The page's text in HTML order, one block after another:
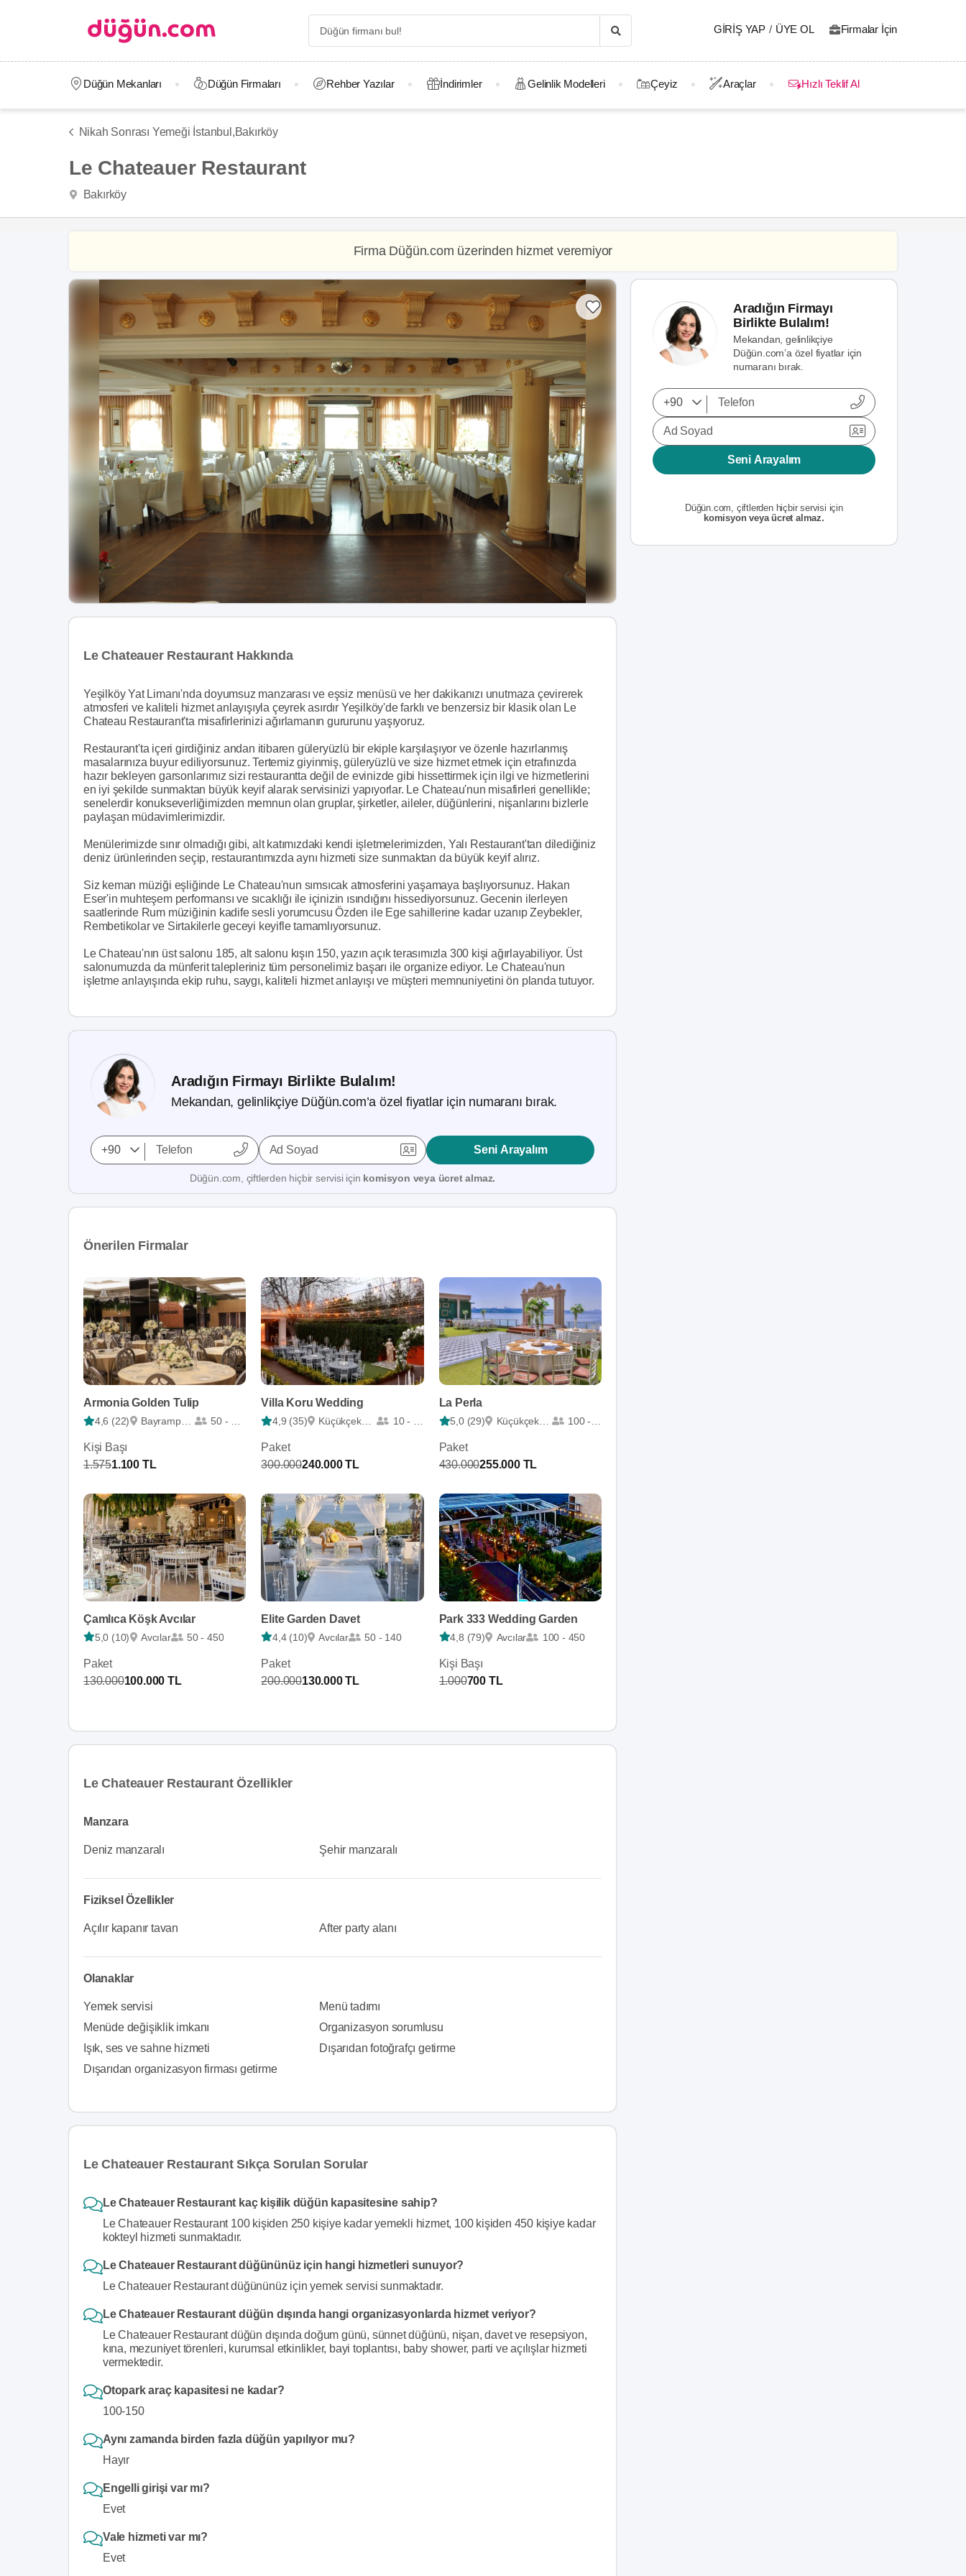
GIRIŞ YAP / ÜYE OL Firmalar İçin
Düğün Mekanları Düğün Firmaları Rehber Yazılar İndirimler Gelinlik Modelleri Çeyiz Araçlar Hızlı Teklif Al
Nikah Sonrası Yemeği İstanbul,Bakırköy
Le Chateauer Restaurant
Bakırköy
Firma Düğün.com üzerinden hizmet veremiyor
Le Chateauer Restaurant Hakkında
Yeşilköy Yat Limanı'nda doyumsuz manzarası ve eşsiz menüsü ve her dakikanızı unutmaza çevirerek
atmosferi ve kaliteli hizmet anlayışıyla çeyrek asırdır Yeşilköy'de farklı ve benzersiz bir klasik olan Le
Chateau Restaurant'ta misafirlerinizi ağırlamanın gururunu yaşıyoruz.
Restaurant'ta içeri girdiğiniz andan itibaren güleryüzlü bir ekiple karşılaşıyor ve özenle hazırlanmış
masalarınıza buyur ediliyorsunuz. Tertemiz giyinmiş, güleryüzlü ve size hizmet etmek için etrafınızda
hazır bekleyen garsonlarımız sizi restaurantta değil de evinizde gibi hissettirmek için ilgi ve hizmetlerini
en iyi şekilde sunmaktan büyük keyif alarak servisinizi yapıyorlar. Le Chateau'nun misafirleri genellikle;
senelerdir konukseverliğimizden memnun olan gruplar, şirketler, aileler, düğünlerini, nişanlarını bizlerle
paylaşan müdavimlerimizdir.
Menülerimizde sınır olmadığı gibi, alt katımızdaki kendi işletmelerimizden, Yalı Restaurant'tan dilediğiniz
deniz ürünlerinden seçip, restaurantımızda aynı hizmeti size sunmaktan da büyük keyif alırız.
Siz keman müziği eşliğinde Le Chateau'nun sımsıcak atmosferini yaşamaya başlıyorsunuz. Hakan
Eser'in muhteşem performansı ve sıcaklığı ile içinizin ısındığını hissediyorsunuz. Gecenin ilerleyen
saatlerinde Rum müziğinin kadife sesli yorumcusu Özden ile Ege sahillerine kadar uzanıp Zeybekler,
Rembetikolar ve Sirtakilerle geceyi keyifle tamamlıyorsunuz.
Le Chateau'nın üst salonu 185, alt salonu kışın 150, yazın açık terasımızla 300 kişi ağırlayabiliyor. Üst
salonumuzda da münferit talepleriniz tüm personelimiz başarı ile organize ediyor. Le Chateau'nun
işletme anlayışında ekip ruhu, saygı, kaliteli hizmet anlayışı ve müşteri memnuniyetini ön planda tutuyor.
Aradığın Firmayı Birlikte Bulalım!
Mekandan, gelinlikçiye Düğün.com’a özel fiyatlar için numaranı bırak.
Ad Soyad Seni Arayalım
Düğün.com, çiftlerden hiçbir servisi için komisyon veya ücret almaz.
Önerilen Firmalar
Armonia Golden Tulip
4,6 (22) Bayrampaşa 50 - 450
Kişi Başı
1.5751.100 TL
Villa Koru Wedding
4,9 (35) Küçükçekmece 10 - 450
Paket
300.000240.000 TL
La Perla
5,0 (29) Küçükçekmece 100 - 400
Paket
430.000255.000 TL
Çamlıca Köşk Avcılar
5,0 (10) Avcılar 50 - 450
Paket
130.000100.000 TL
Elite Garden Davet
4,4 (10) Avcılar 50 - 140
Paket
200.000130.000 TL
Park 333 Wedding Garden
4,8 (79) Avcılar 100 - 450
Kişi Başı
1.000700 TL
Le Chateauer Restaurant Özellikler
Manzara
Deniz manzaralı Şehir manzaralı
Fiziksel Özellikler
Açılır kapanır tavan After party alanı
Olanaklar
Yemek servisi
Menü tadımı
Menüde değişiklik imkanı
Organizasyon sorumlusu
Işık, ses ve sahne hizmeti
Dışarıdan fotoğrafçı getirme
Dışarıdan organizasyon firması getirme
Le Chateauer Restaurant Sıkça Sorulan Sorular
Le Chateauer Restaurant kaç kişilik düğün kapasitesine sahip?
Le Chateauer Restaurant 100 kişiden 250 kişiye kadar yemekli hizmet, 100 kişiden 450 kişiye kadar
kokteyl hizmeti sunmaktadır.
Le Chateauer Restaurant düğününüz için hangi hizmetleri sunuyor?
Le Chateauer Restaurant düğününüz için yemek servisi sunmaktadır.
Le Chateauer Restaurant düğün dışında hangi organizasyonlarda hizmet veriyor?
Le Chateauer Restaurant düğün dışında doğum günü, sünnet düğünü, nişan, davet ve resepsiyon,
kına, mezuniyet törenleri, kurumsal etkinlikler, bayi toplantısı, baby shower, parti ve açılışlar hizmeti
vermektedir.
Otopark araç kapasitesi ne kadar?
100-150
Aynı zamanda birden fazla düğün yapılıyor mu?
Hayır
Engelli girişi var mı?
Evet
Vale hizmeti var mı?
Evet
Aradığın Firmayı
Birlikte Bulalım!
Mekandan, gelinlikçiye
Düğün.com’a özel fiyatlar için
numaranı bırak.
Ad Soyad
Seni Arayalım
Düğün.com, çiftlerden hiçbir servisi için
komisyon veya ücret almaz.